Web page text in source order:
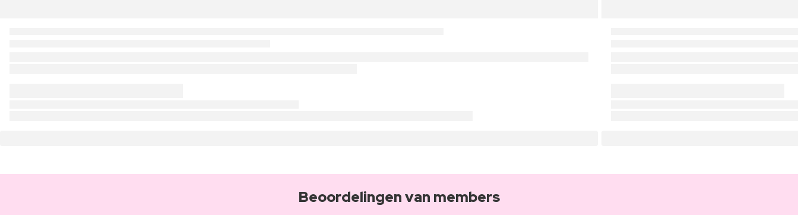
Beoordelingen van members